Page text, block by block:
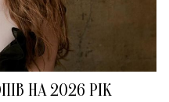
НА 2026 РІК